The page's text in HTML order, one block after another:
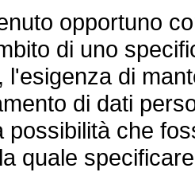
opportuno
di uno
l'esigenza di
di dati
possibilità che
quale